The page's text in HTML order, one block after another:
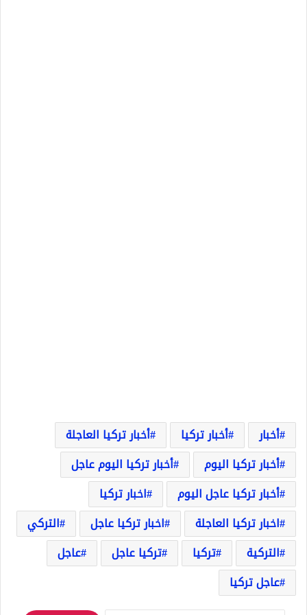
أخبار أخبار تركيا
أخبار تركيا العاجلة
أخبار تركيا اليوم
أخبار تركيا اليوم عاجل
أخبار تركيا عاجل اليوم
اخبار تركيا
اخبار تركيا العاجلة
اخبار تركيا عاجل
التركي
التركية
تركيا تركيا عاجل
عاجل
عاجل تركيا